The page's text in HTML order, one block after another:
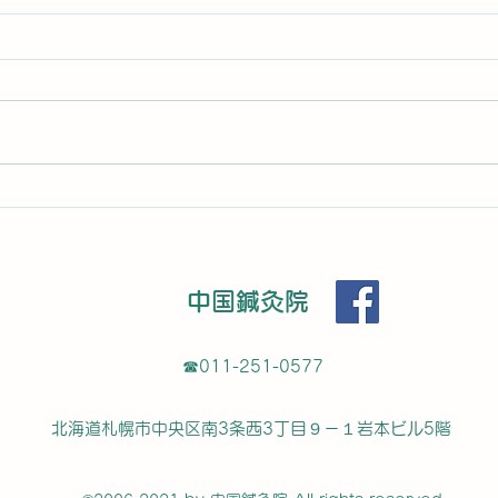
暑くても汗をかけない症状がひど
また同時に生理痛も相談して鍼を
なり
メン
めて
中国鍼灸院
☎︎011-251-0577
北海道札幌市中央区南3条西3丁目９－１岩本ビル5階